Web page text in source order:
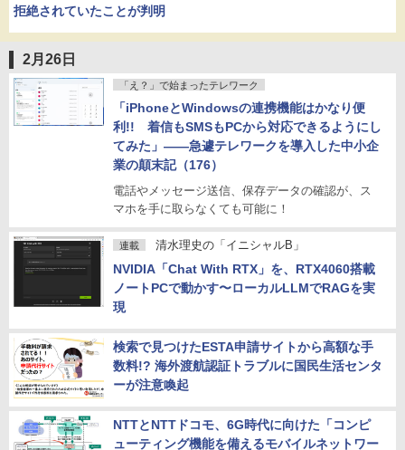
拒絶されていたことが判明
2月26日
「え？」で始まったテレワーク
「iPhoneとWindowsの連携機能はかなり便
利!! 着信もSMSもPCから対応できるようにし
てみた」――急遽テレワークを導入した中小企
業の顛末記（176）
電話やメッセージ送信、保存データの確認が、ス
マホを手に取らなくても可能に！
連載 清水理史の「イニシャルB」
NVIDIA「Chat With RTX」を、RTX4060搭載
ノートPCで動かす〜ローカルLLMでRAGを実
現
検索で見つけたESTA申請サイトから高額な手
数料!? 海外渡航認証トラブルに国民生活センタ
ーが注意喚起
NTTとNTTドコモ、6G時代に向けた「コンピ
ューティング機能を備えるモバイルネットワー